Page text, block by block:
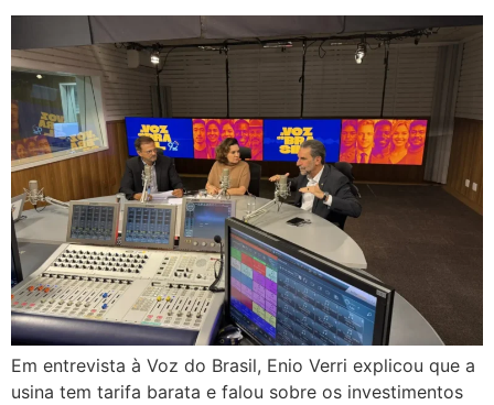
Em entrevista à Voz do Brasil, Enio Verri explicou que a
usina tem tarifa barata e falou sobre os investimentos